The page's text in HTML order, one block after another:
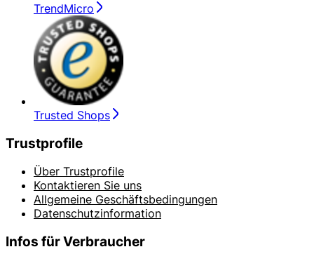
TrendMicro
Trusted Shops
Trustprofile
Über Trustprofile
Kontaktieren Sie uns
Allgemeine Geschäftsbedingungen
Datenschutzinformation
Infos für Verbraucher